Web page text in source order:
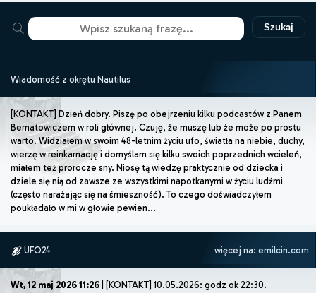
Szukaj
Wiadomość z okrętu Nautilus
[KONTAKT] Dzień dobry. Piszę po obejrzeniu kilku podcastów z Panem
Bernatowiczem w roli głównej. Czuję, że muszę lub że może po prostu
warto. Widziałem w swoim 48-letnim życiu ufo, światła na niebie, duchy,
wierzę w reinkarnację i domyślam się kilku swoich poprzednich wcieleń,
miałem też prorocze sny. Niosę tą wiedzę praktycznie od dziecka i
dziele się nią od zawsze ze wszystkimi napotkanymi w życiu ludźmi
(często narażając się na śmieszność). To czego doświadczyłem
poukładało w mi w głowie pewien...
UFO24 więcej na: emilcin.com
Wt, 12 maj 2026 11:26 | [KONTAKT] 10.05.2026: godz ok 22:30.